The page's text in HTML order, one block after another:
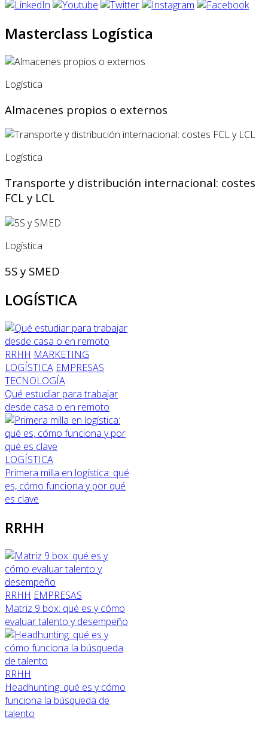
Masterclass Logística
Logística
Almacenes propios o externos
Logística
Transporte y distribución internacional: costes
FCL y LCL
Logística
5S y SMED
LOGÍSTICA
RRHH MARKETING
LOGÍSTICA EMPRESAS
TECNOLOGÍA
Qué estudiar para trabajar
desde casa o en remoto
LOGÍSTICA
Primera milla en logística: qué
es, cómo funciona y por qué
es clave
RRHH
RRHH EMPRESAS
Matriz 9 box: qué es y cómo
evaluar talento y desempeño
RRHH
Headhunting: qué es y cómo
funciona la búsqueda de
talento